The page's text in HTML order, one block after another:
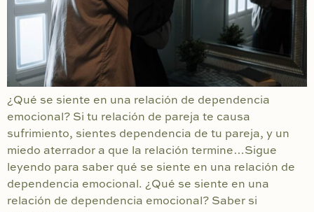
¿Qué se siente en una relación de dependencia
emocional? Si tu relación de pareja te causa
sufrimiento, sientes dependencia de tu pareja, y un
miedo aterrador a que la relación termine…Sigue
leyendo para saber qué se siente en una relación de
dependencia emocional. ¿Qué se siente en una
relación de dependencia emocional? Saber si